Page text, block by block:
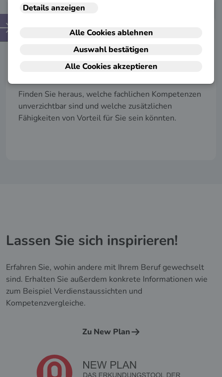
Kompetenzen
Finden Sie heraus, welche fachlichen Kompetenzen
unverzichtbar sind und welche zusätzlichen
Fähigkeiten von Vorteil für Sie sein könnten.
Lassen Sie sich inspirieren!
Erfahren Sie, wohin andere mit Ihrem Beruf gewechselt
sind. Erhalten Sie außerdem konkrete Informationen wie
zum Beispiel Verdienstaussichten und
Kompetenzvergleiche.
Zu New Plan